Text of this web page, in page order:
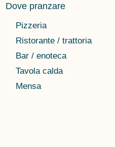
Dove pranzare
Pizzeria
Ristorante / trattoria
Bar / enoteca
Tavola calda
Mensa